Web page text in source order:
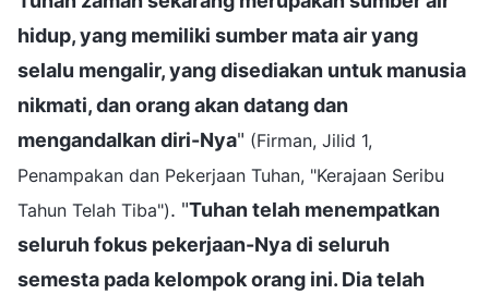
hidup, yang memiliki sumber mata air yang
selalu mengalir, yang disediakan untuk manusia
nikmati, dan orang akan datang dan
mengandalkan diri-Nya" (Firman, Jilid 1,
Penampakan dan Pekerjaan Tuhan, "Kerajaan Seribu
Tahun Telah Tiba"). "Tuhan telah menempatkan
seluruh fokus pekerjaan-Nya di seluruh
semesta pada kelompok orang ini. Dia telah